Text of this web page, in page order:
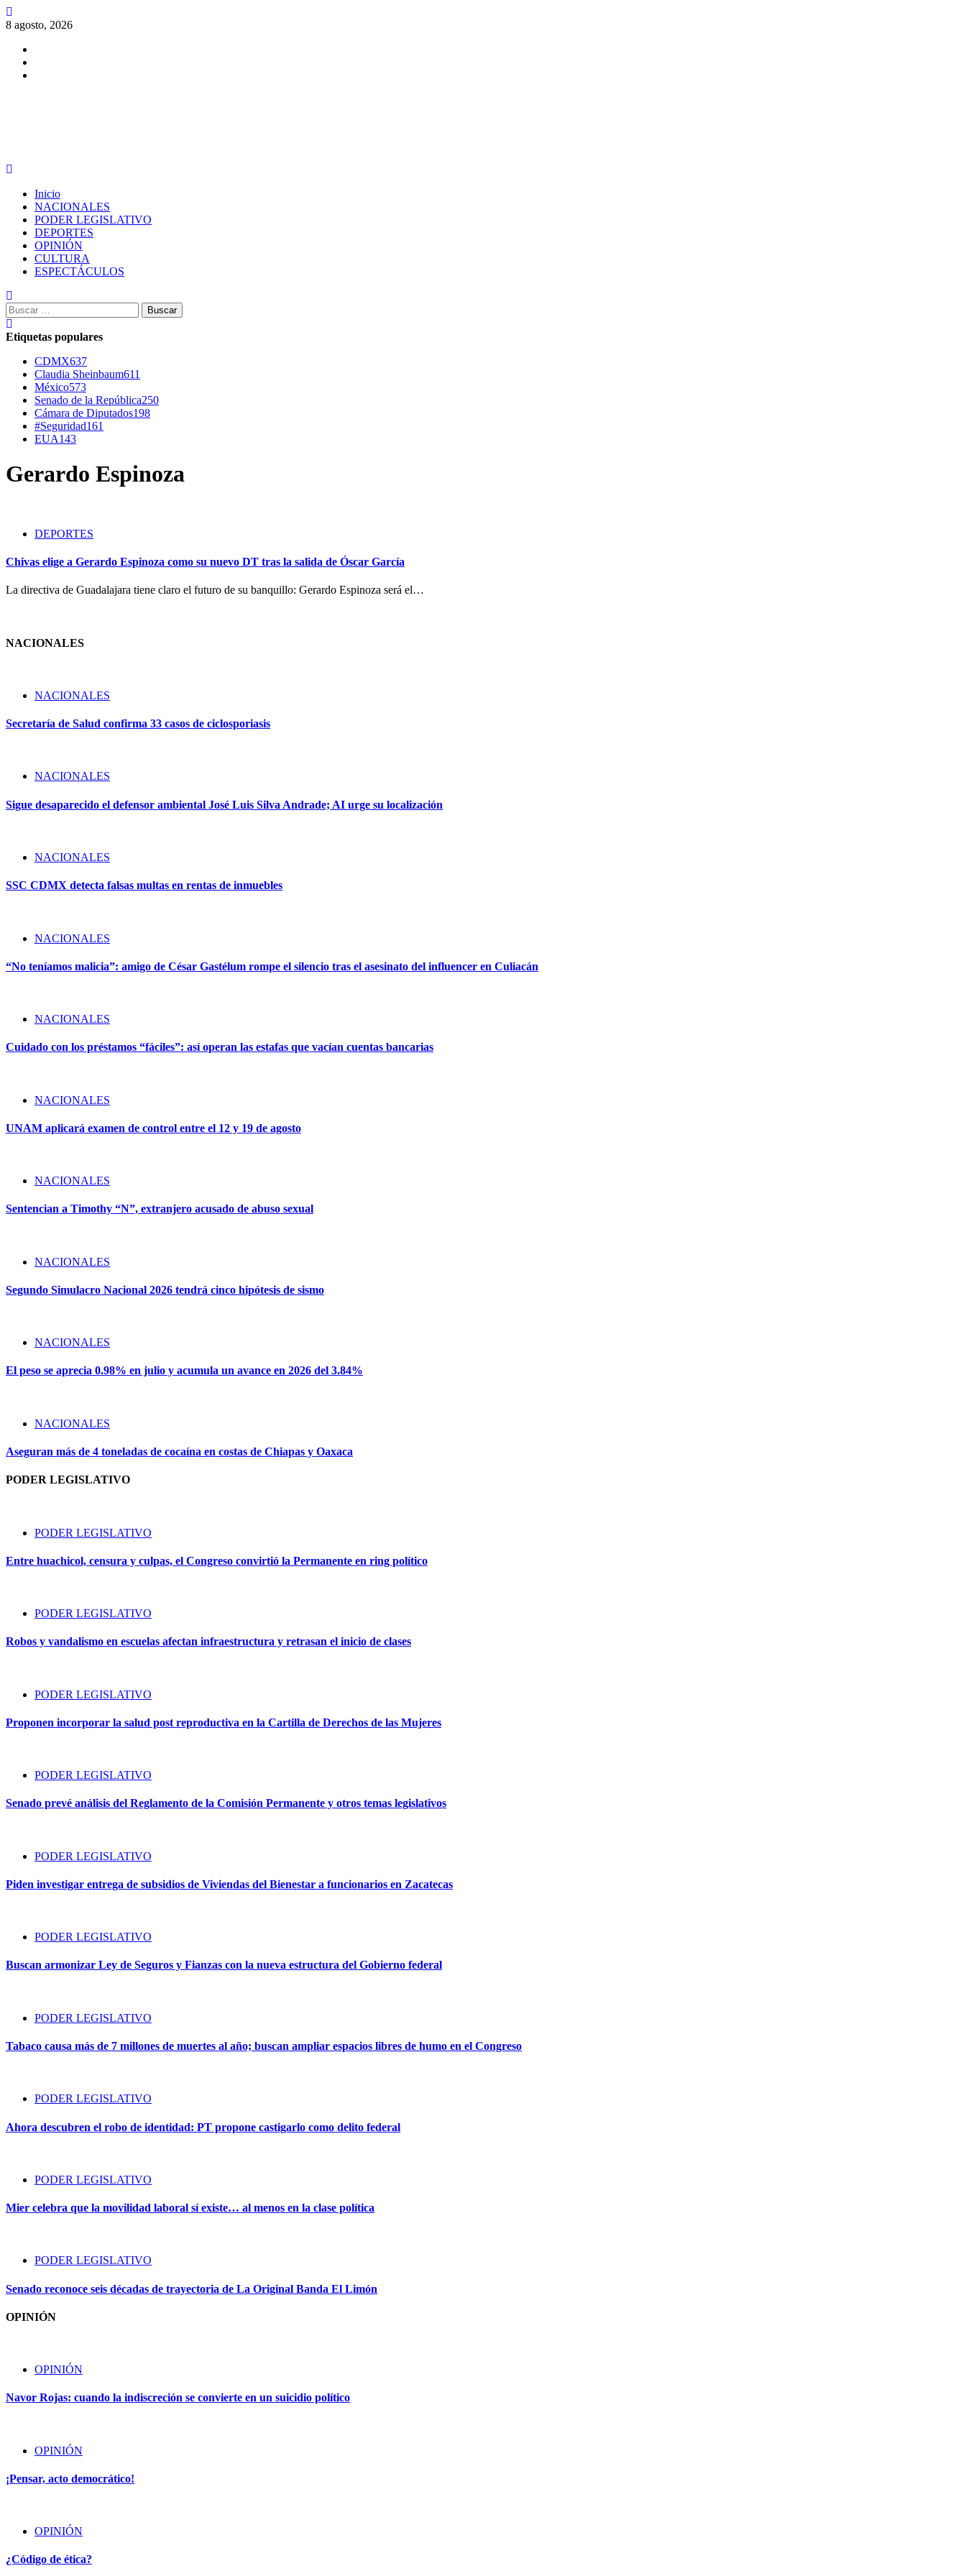
Saltar
al
8 agosto, 2026
Inicio
NACIONALES
PODER LEGISLATIVO
DEPORTES
OPINIÓN
CULTURA
ESPECTÁCULOS
Buscar:
Etiquetas populares
CDMX637
Claudia Sheinbaum611
México573
Senado de la República250
Cámara de Diputados198
#Seguridad161
EUA143
Gerardo Espinoza
DEPORTES
Chivas elige a Gerardo Espinoza como su nuevo DT tras la salida de Óscar García
La directiva de Guadalajara tiene claro el futuro de su banquillo: Gerardo Espinoza será el…
NACIONALES
NACIONALES
Secretaría de Salud confirma 33 casos de ciclosporiasis
NACIONALES
Sigue desaparecido el defensor ambiental José Luis Silva Andrade; AI urge su localización
NACIONALES
SSC CDMX detecta falsas multas en rentas de inmuebles
NACIONALES
“No teníamos malicia”: amigo de César Gastélum rompe el silencio tras el asesinato del influencer en Culiacán
NACIONALES
Cuidado con los préstamos “fáciles”: así operan las estafas que vacían cuentas bancarias
NACIONALES
UNAM aplicará examen de control entre el 12 y 19 de agosto
NACIONALES
Sentencian a Timothy “N”, extranjero acusado de abuso sexual
NACIONALES
Segundo Simulacro Nacional 2026 tendrá cinco hipótesis de sismo
NACIONALES
El peso se aprecia 0.98% en julio y acumula un avance en 2026 del 3.84%
NACIONALES
Aseguran más de 4 toneladas de cocaína en costas de Chiapas y Oaxaca
PODER LEGISLATIVO
PODER LEGISLATIVO
Entre huachicol, censura y culpas, el Congreso convirtió la Permanente en ring político
PODER LEGISLATIVO
Robos y vandalismo en escuelas afectan infraestructura y retrasan el inicio de clases
PODER LEGISLATIVO
Proponen incorporar la salud post reproductiva en la Cartilla de Derechos de las Mujeres
PODER LEGISLATIVO
Senado prevé análisis del Reglamento de la Comisión Permanente y otros temas legislativos
PODER LEGISLATIVO
Piden investigar entrega de subsidios de Viviendas del Bienestar a funcionarios en Zacatecas
PODER LEGISLATIVO
Buscan armonizar Ley de Seguros y Fianzas con la nueva estructura del Gobierno federal
PODER LEGISLATIVO
Tabaco causa más de 7 millones de muertes al año; buscan ampliar espacios libres de humo en el Congreso
PODER LEGISLATIVO
Ahora descubren el robo de identidad: PT propone castigarlo como delito federal
PODER LEGISLATIVO
Mier celebra que la movilidad laboral sí existe… al menos en la clase política
PODER LEGISLATIVO
Senado reconoce seis décadas de trayectoria de La Original Banda El Limón
OPINIÓN
OPINIÓN
Navor Rojas: cuando la indiscreción se convierte en un suicidio político
OPINIÓN
¡Pensar, acto democrático!
OPINIÓN
¿Código de ética?